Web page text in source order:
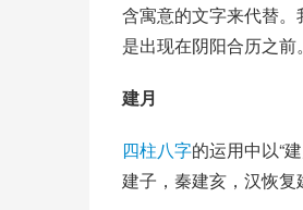
含寓意的文字来代替
是出现在阴阳合历之前。
建月
四柱八字的运用中以“
建子，秦建亥，汉恢复